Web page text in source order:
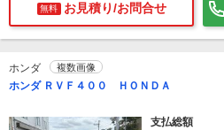
無料 お見積り/お問合せ
ホンダ 複数画像
ホンダ ＲＶＦ４００ ＨＯＮＤＡ
支払総額